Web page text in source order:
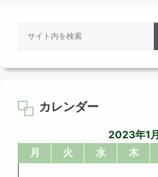
カレンダー
2023年1月
月
火 水 木